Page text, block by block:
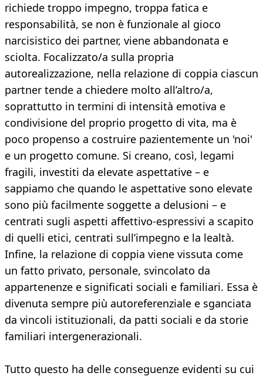
richiede troppo impegno, troppa fatica e
responsabilità, se non è funzionale al gioco
narcisistico dei partner, viene abbandonata e
sciolta. Focalizzato/a sulla propria
autorealizzazione, nella relazione di coppia ciascun
partner tende a chiedere molto all’altro/a,
soprattutto in termini di intensità emotiva e
condivisione del proprio progetto di vita, ma è
poco propenso a costruire pazientemente un 'noi'
e un progetto comune. Si creano, così, legami
fragili, investiti da elevate aspettative – e
sappiamo che quando le aspettative sono elevate
sono più facilmente soggette a delusioni – e
centrati sugli aspetti affettivo-espressivi a scapito
di quelli etici, centrati sull’impegno e la lealtà.
Infine, la relazione di coppia viene vissuta come
un fatto privato, personale, svincolato da
appartenenze e significati sociali e familiari. Essa è
divenuta sempre più autoreferenziale e sganciata
da vincoli istituzionali, da patti sociali e da storie
familiari intergenerazionali.
Tutto questo ha delle conseguenze evidenti su cui